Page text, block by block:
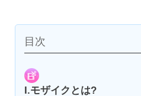
目次
I.モザイクとは?